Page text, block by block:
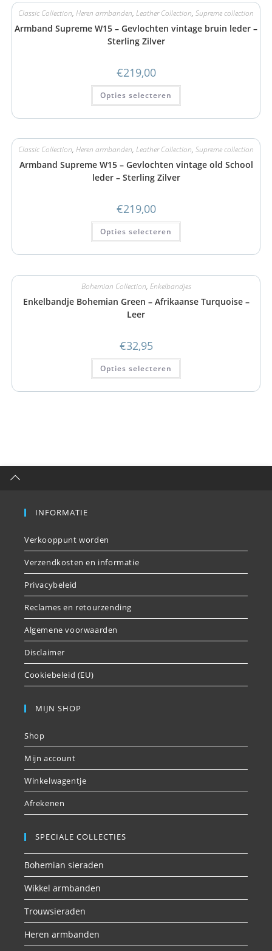
Classic Collection, Heren armbanden, Leather Collection, Supreme collection
Armband Supreme W15 – Gevlochten vintage bruin leder –
Sterling Zilver
€219,00
Opties selecteren
Classic Collection, Heren armbanden, Leather Collection, Supreme collection
Armband Supreme W15 – Gevlochten vintage old School
leder – Sterling Zilver
€219,00
Opties selecteren
Bohemian Collection, Enkelbandjes
Enkelbandje Bohemian Green – Afrikaanse Turquoise –
Leer
€32,95
Opties selecteren
INFORMATIE
Verkooppunt worden
Verzendkosten en informatie
Privacybeleid
Reclames en retourzending
Algemene voorwaarden
Disclaimer
Cookiebeleid (EU)
MIJN SHOP
Shop
Mijn account
Winkelwagentje
Afrekenen
SPECIALE COLLECTIES
Bohemian sieraden
Wikkel armbanden
Trouwsieraden
Heren armbanden